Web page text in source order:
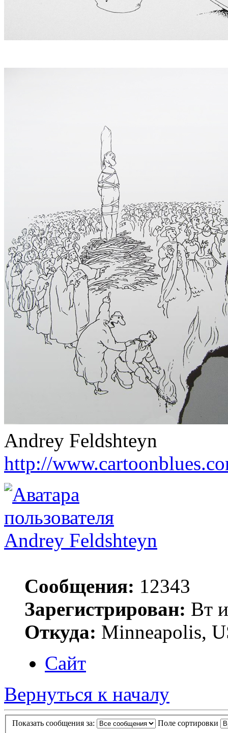
Andrey Feldshteyn
http://
Andrey Feldshteyn
Сообщения: 12343
Зарегистрирован: Вт
Откуда: Minneapolis,
Сайт
Вернуться к началу
Показать сообщения за: Поле сортировки